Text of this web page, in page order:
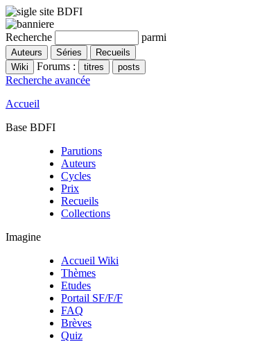
Recherche parmi
Forums :
Recherche avancée
Accueil
Base BDFI
Parutions
Auteurs
Cycles
Prix
Recueils
Collections
Imagine
Accueil Wiki
Thèmes
Etudes
Portail SF/F/F
FAQ
Brèves
Quiz